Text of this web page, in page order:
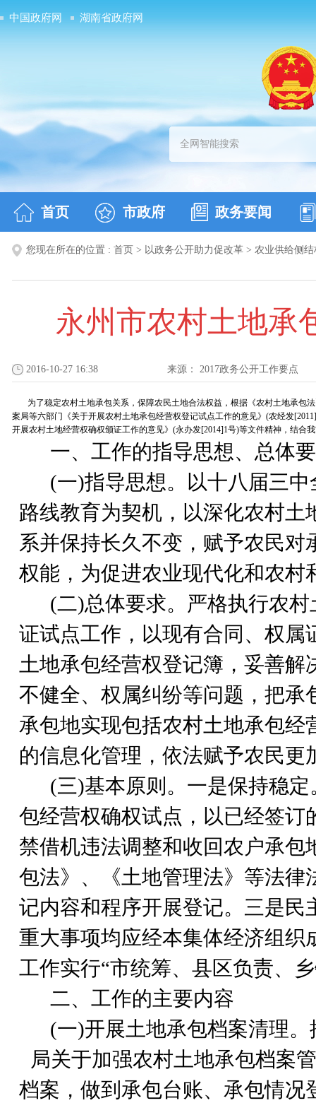
中国政府网 湖南省政府网
首页 市政府 政务要闻
您现在所在的位置 : 首页 > 以政务公开助力促改革 > 农业供给侧
永州市农村土地承
2016-10-27 16:38 来源： 2017政务公开工作要点
为了稳定农村土地承包关系，保障农民土地合法权益，根据《农村土地承包
案局等六部门《关于开展农村土地承包经营权登记试点工作的意见》(农经发
开展农村土地经营权确权颁证工作的意见》(永办发[2014]1号)等文件精神，结合
一、工作的指导思想、总体
(一)指导思想。以十八届三
路线教育为契机，以深化农村
系并保持长久不变，赋予农民
权能，为促进农业现代化和农村
(二)总体要求。严格执行农
证试点工作，以现有合同、权
土地承包经营权登记簿，妥善
不健全、权属纠纷等问题，把
承包地实现包括农村土地承包
的信息化管理，依法赋予农民
(三)基本原则。一是保持稳
包经营权确权试点，以已经签
禁借机违法调整和收回农户承
包法》、《土地管理法》等法
记内容和程序开展登记。三是
重大事项均应经本集体经济组
工作实行“市统筹、县区负责、
二、工作的主要内容
(一)开展土地承包档案清理
局关于加强农村土地承包档案
档案，做到承包台账、承包情